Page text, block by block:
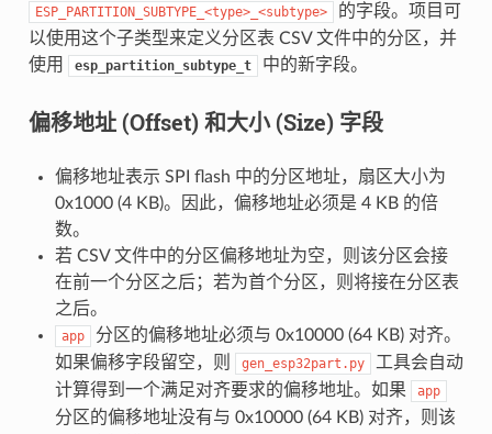
ESP_PARTITION_SUBTYPE_<type>_<subtype>
的字段。项目可
以使用这个子类型来定义分区表 CSV 文件中的分区，并
使用
esp_partition_subtype_t 中的新字段。
偏移地址 (Offset) 和大小 (Size) 字段
偏移地址表示 SPI flash 中的分区地址，扇区大小为
0x1000 (4 KB)。因此，偏移地址必须是 4 KB 的倍
数。
若 CSV 文件中的分区偏移地址为空，则该分区会接
在前一个分区之后；若为首个分区，则将接在分区表
之后。
app
分区的偏移地址必须与 0x10000 (64 KB) 对齐。
如果偏移字段留空，则
gen_esp32part.py
工具会自动
计算得到一个满足对齐要求的偏移地址。如果
app
分区的偏移地址没有与 0x10000 (64 KB) 对齐，则该